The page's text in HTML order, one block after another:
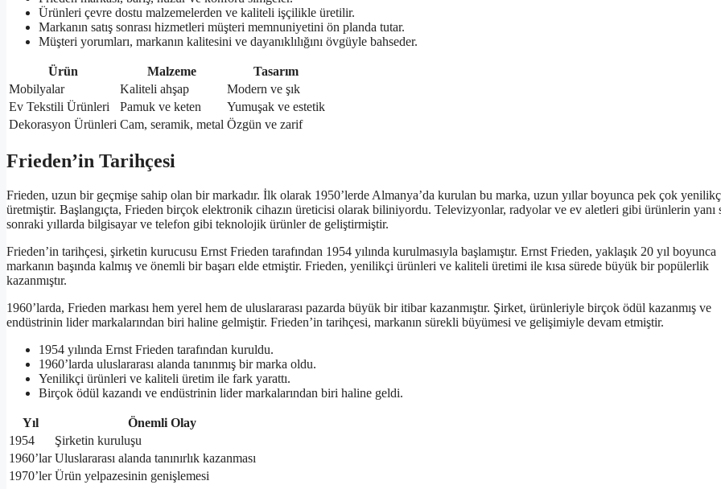
Ürünleri çevre dostu malzemelerden ve kaliteli işçilikle üretilir.
Markanın satış sonrası hizmetleri müşteri memnuniyetini ön planda tutar.
Müşteri yorumları, markanın kalitesini ve dayanıklılığını övgüyle bahseder.
Ürün Malzeme
Tasarım
Mobilyalar
Kaliteli ahşap
Modern ve şık
Ev Tekstili Ürünleri
Pamuk ve keten
Yumuşak ve estetik
Dekorasyon Ürünleri Cam, seramik, metal Özgün ve zarif
Frieden’in Tarihçesi
Frieden, uzun bir geçmişe sahip olan bir markadır. İlk olarak 1950’lerde Almanya’da kurulan bu marka, uzun yıllar boyunca pek çok
üretmiştir. Başlangıçta, Frieden birçok elektronik cihazın üreticisi olarak biliniyordu. Televizyonlar, radyolar ve ev aletleri gibi ürünlerin yanı
sonraki yıllarda bilgisayar ve telefon gibi teknolojik ürünler de geliştirmiştir.
Frieden’in tarihçesi, şirketin kurucusu Ernst Frieden tarafından 1954 yılında kurulmasıyla başlamıştır. Ernst Frieden, yaklaşık 20 yıl boyunca
markanın başında kalmış ve önemli bir başarı elde etmiştir. Frieden, yenilikçi ürünleri ve kaliteli üretimi ile kısa sürede büyük bir popülerlik
kazanmıştır.
1960’larda, Frieden markası hem yerel hem de uluslararası pazarda büyük bir itibar kazanmıştır. Şirket, ürünleriyle birçok ödül kazanmış ve
endüstrinin lider markalarından biri haline gelmiştir. Frieden’in tarihçesi, markanın sürekli büyümesi ve gelişimiyle devam etmiştir.
1954 yılında Ernst Frieden tarafından kuruldu.
1960’larda uluslararası alanda tanınmış bir marka oldu.
Yenilikçi ürünleri ve kaliteli üretim ile fark yarattı.
Birçok ödül kazandı ve endüstrinin lider markalarından biri haline geldi.
Yıl
Önemli Olay
1954
Şirketin kuruluşu
1960’lar Uluslararası alanda tanınırlık kazanması
1970’ler Ürün yelpazesinin genişlemesi